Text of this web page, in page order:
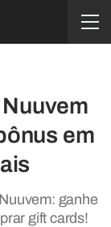
em
ganhe
gift cards!